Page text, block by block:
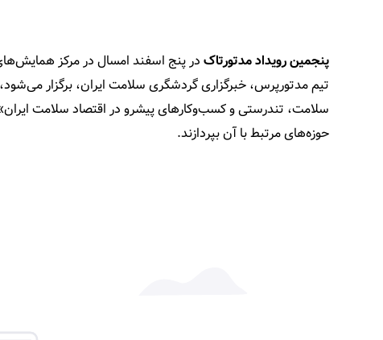
پنجمین رویداد مدتورتاک در پنج اسفند امسال در مرکز
تیم مدتورپرس، خبرگزاری گردشگری سلامت ایران، برگزار
سلامت، تندرستی و کسب‌و‌کارهای پیشرو در اقتصاد سلامت
حوزه‌های مرتبط با آن بپردازند.